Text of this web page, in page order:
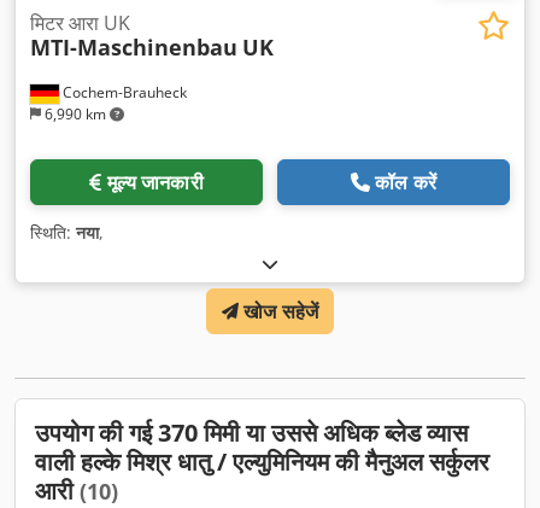
Cochem-Brauheck
6,990 km
मिटर आरा UK
MTI-Maschinenbau UK
मूल्य जानकारी कॉल करें
स्थिति:नया,
खोज सहेजें
उपयोग की गई 370 मिमी या उससे अधिक ब्लेड व्यास
वाली हल्के मिश्र धातु / एल्युमिनियम की मैनुअल सर्कुलर
आरी(10)